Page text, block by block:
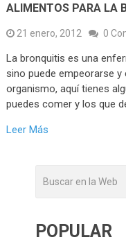
ALIMENTOS PARA LA
21 enero, 2012 0
La bronquitis es una
sino puede empeorarse
organismo, aquí tienes
puedes comer y los que
Leer Más
POPULAR